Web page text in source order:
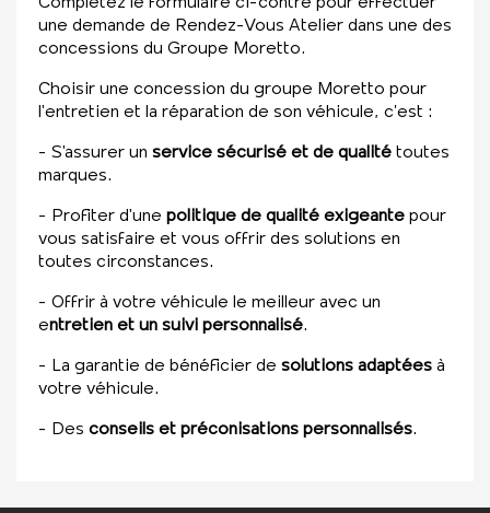
une demande de Rendez-Vous Atelier dans une des
concessions du Groupe Moretto.
Choisir une concession du groupe Moretto pour
l'entretien et la réparation de son véhicule, c’est :
- S'assurer un service sécurisé et de qualité toutes
marques.
- Profiter d'une politique de qualité exigeante pour
vous satisfaire et vous offrir des solutions en
toutes circonstances.
- Offrir à votre véhicule le meilleur avec un
entretien et un suivi personnalisé.
- La garantie de bénéficier de solutions adaptées à
votre véhicule.
- Des conseils et préconisations personnalisés.